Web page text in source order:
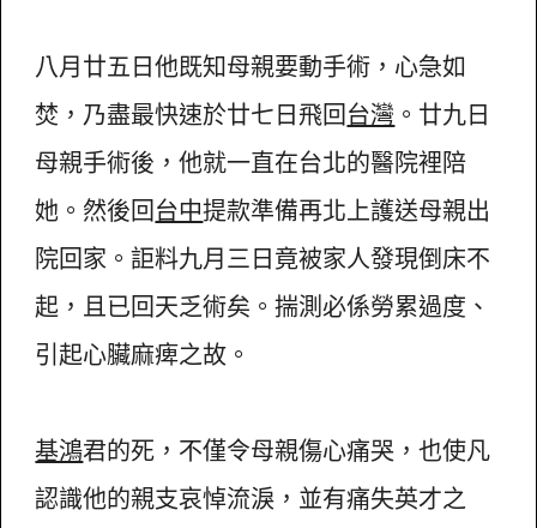
八月廿五日他既知母親要動手術，心急如
焚，乃盡最快速於廿七日飛回台灣 。廿九日
母親手術後，他就一直在台北的醫院裡陪
她。然後回台中提款準備再北上護送母親出
院回家。詎料九月三日竟被家人發現倒床不
起，且已回天乏術矣。揣測必係勞累過度、
引起心臟麻痺之故。
基鴻君的死，不僅令母親傷心痛哭，也使凡
認識他的親支哀悼流淚，並有痛失英才之